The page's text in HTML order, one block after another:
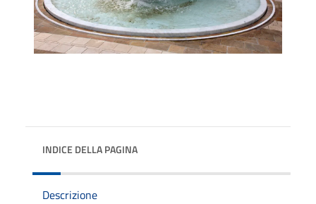
INDICE DELLA PAGINA
Descrizione